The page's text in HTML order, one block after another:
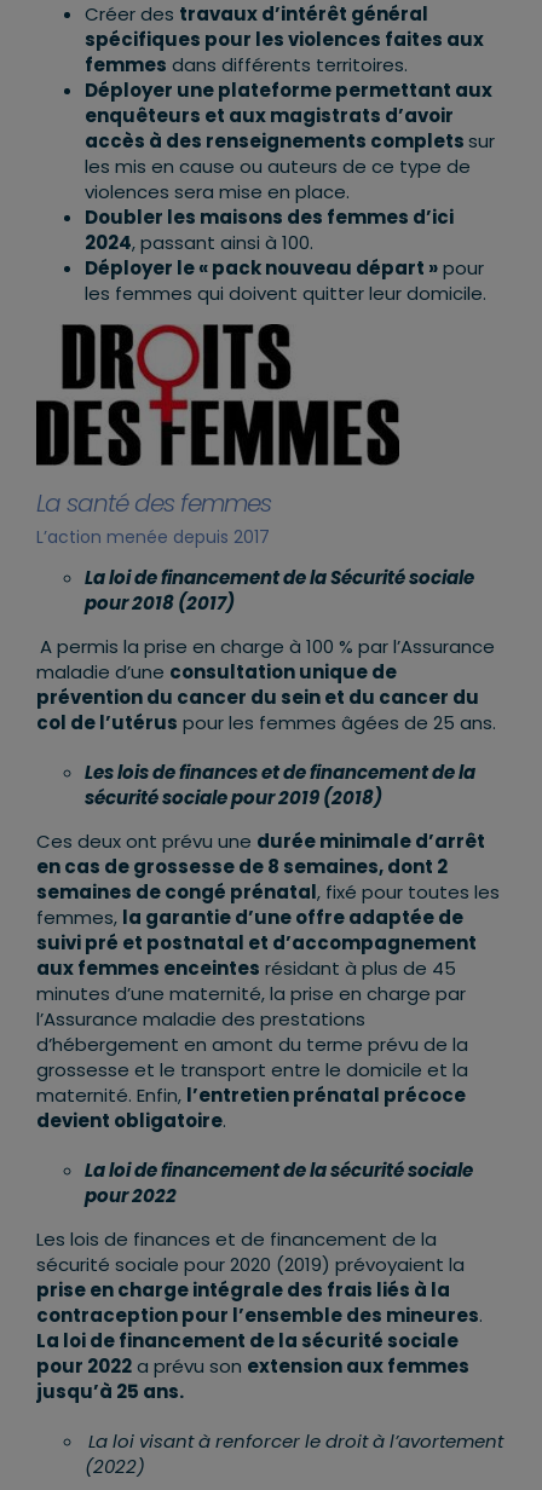
Créer des travaux d’intérêt général
spécifiques pour les violences faites aux
femmes dans différents territoires.
Déployer une plateforme permettant aux
enquêteurs et aux magistrats d’avoir
accès à des renseignements completssur
les mis en cause ou auteurs de ce type de
violences sera mise en place.
Doubler les maisons des femmes d’ici
2024, passant ainsi à 100.
Déployer le « pack nouveau départ »pour
les femmes qui doivent quitter leur domicile.
La santé des femmes
L’action menée depuis 2017
La loi de financement de la Sécurité sociale
pour 2018 (2017)
A permis la prise en charge à 100 % par l’Assurance
maladie d’une consultation unique de
prévention du cancer du sein et du cancer du
col de l’utérus pour les femmes âgées de 25 ans.
Les lois de finances et de financement de la
sécurité sociale pour 2019 (2018)
Ces deux ont prévu une durée minimale d’arrêt
en cas de grossesse de 8 semaines, dont 2
semaines de congé prénatal, fixé pour toutes les
femmes, la garantie d’une offre adaptée de
suivi pré et postnatal et d’accompagnement
aux femmes enceintes résidant à plus de 45
minutes d’une maternité, la prise en charge par
l’Assurance maladie des prestations
d’hébergement en amont du terme prévu de la
grossesse et le transport entre le domicile et la
maternité. Enfin, l’entretien prénatal précoce
devient obligatoire.
La loi de financement de la sécurité sociale
pour 2022
Les lois de finances et de financement de la
sécurité sociale pour 2020 (2019) prévoyaient la
prise en charge intégrale des frais liés à la
contraception pour l’ensemble des mineures.
La loi de financement de la sécurité sociale
pour 2022a prévu son extension aux femmes
jusqu’à 25 ans.
La loi visant à renforcer le droit à l’avortement
(2022)